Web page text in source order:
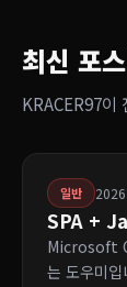
최신 포
KRACER97이
일반 2026
SPA +
Microsoft
는 도우미